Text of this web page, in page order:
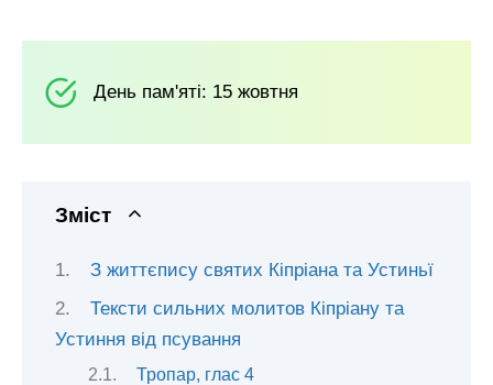
День пам'яті: 15 жовтня
Зміст
З життєпису святих Кіпріана та Устиньї
Тексти сильних молитов Кіпріану та
Устиння від псування
Тропар, глас 4